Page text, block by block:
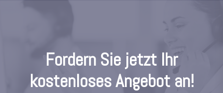
Fordern Sie jetzt Ihr
kostenlosesAngebot an!